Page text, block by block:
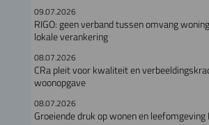
09.07.2026
RIGO: geen verband tussen omvang
lokale verankering
08.07.2026
CRa pleit voor kwaliteit en
woonopgave
08.07.2026
Groeiende druk op wonen en